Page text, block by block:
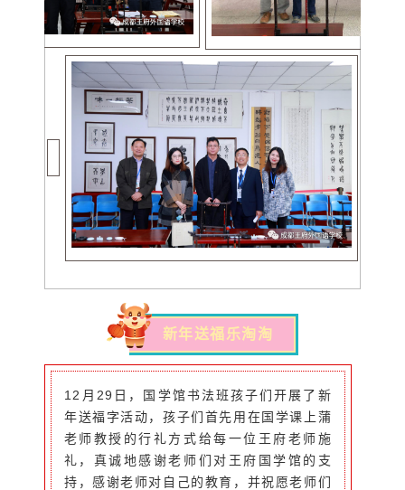
新年送福乐淘淘
12月29日，国学馆书法班孩子们开展了新
年送福字活动，孩子们首先用在国学课上蒲
老师教授的行礼方式给每一位王府老师施
礼，真诚地感谢老师们对王府国学馆的支
持，感谢老师对自己的教育，并祝愿老师们